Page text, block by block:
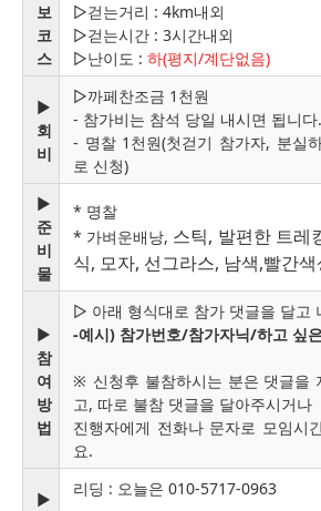
보
코
스
▷걷는거리 : 4km내외
▷걷는시간 : 3시간내외
▷난이도 : 하(평지/계단없음)
▶
회
비
▷까페찬조금 1천원
- 참가비는 참석 당일 내시면 됩니다.
- 명찰 1천원(첫걷기 참가자, 분실
로 신청)
▶
준
비
물
* 명찰
* 가벼운배낭, 스틱, 발편한 트레
식, 모자, 선그라스, 남색,빨간
▶
참
여
방
법
▷ 아래 형식대로 참가 댓글을 달고
-예시) 참가번호/참가자닉/하고 싶
※ 신청후 불참하시는 분은 댓글을
고, 따로 불참 댓글을 달아주시거나
진행자에게 전화나 문자로 모임시
요.
▶
리딩 : 오늘은 010-5717-0963